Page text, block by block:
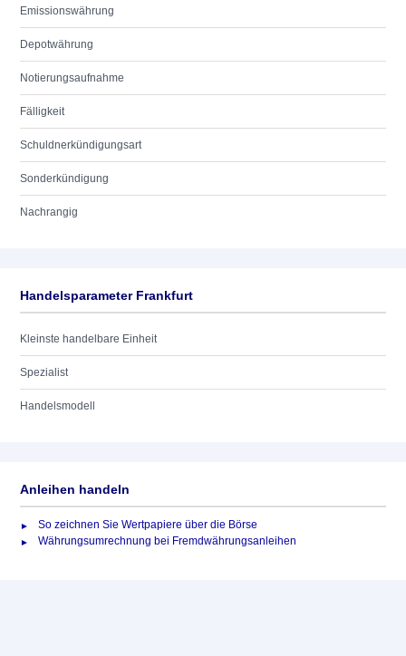
Emissionswährung
Depotwährung
Notierungsaufnahme
Fälligkeit
Schuldnerkündigungsart
Sonderkündigung
Nachrangig
Handelsparameter Frankfurt
Kleinste handelbare Einheit
Spezialist
Handelsmodell
Anleihen handeln
So zeichnen Sie Wertpapiere über die Börse
Währungsumrechnung bei Fremdwährungsanleihen